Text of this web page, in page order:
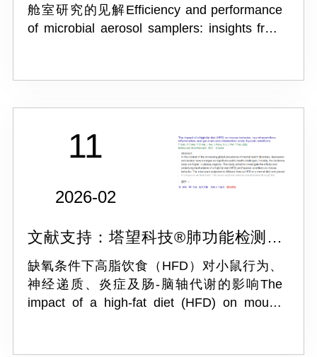
舱室研究的见解Efficiency and performance
of microbial aerosol samplers: insights from
11
2026-02
文献支持：塔望科技®肺功能检测系
统
缺氧条件下高脂饮食（HFD）对小鼠行为、
神经递质、炎症及肠-脑轴代谢的影响The
impact of a high-fat diet (HFD) on mouse